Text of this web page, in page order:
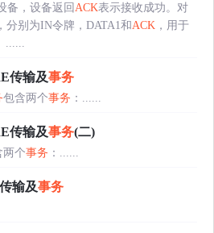
备，设备返回 ACK表示接收成功。对
，分别为IN令牌，DATA1和ACK ，用于
传输及事务
包含两个事务 ：......
传输及事务(二)
两个事务 ：......
输及事务